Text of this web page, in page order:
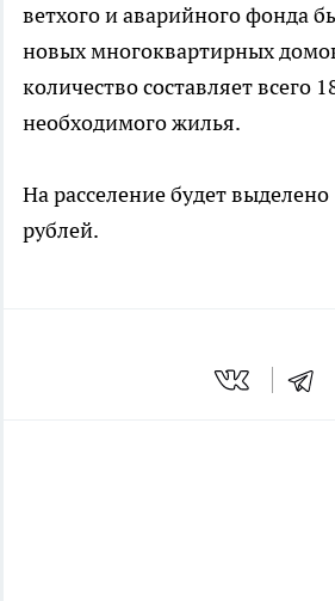
ветхого и аварийного фонда
новых многоквартирных
количество составляет всего
необходимого жилья.
На расселение будет
рублей.